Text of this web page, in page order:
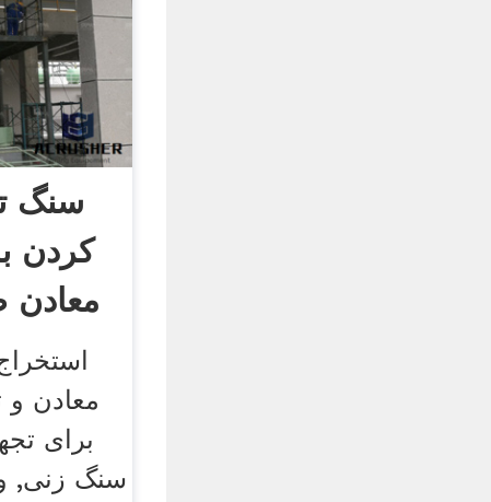
سنگ
کردن
معادن
معادن
برای
سنگ زنی,